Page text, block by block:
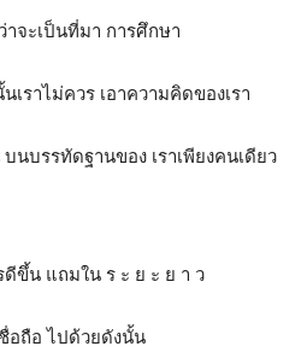
จะเป็นที่มา การศึกษา
ราไม่ควร เอาความคิดของเรา
บรรทัดฐานของ เราเพียงคนเดียว
ดีขึ้น แถมใน ร ะ ย ะ ย า ว
อถือ ไปด้วยดังนั้น